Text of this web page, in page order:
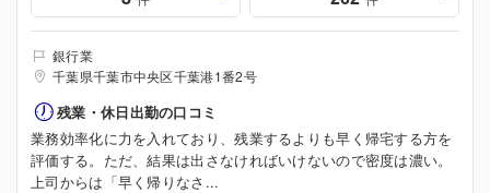
銀行業
千葉県千葉市中央区千葉港1番2号
残業・休日出勤の口コミ
業務効率化に力を入れており、残業するよりも早く帰宅する方を
評価する。ただ、結果は出さなければいけないので密度は濃い。
上司からは「早く帰りなさ...